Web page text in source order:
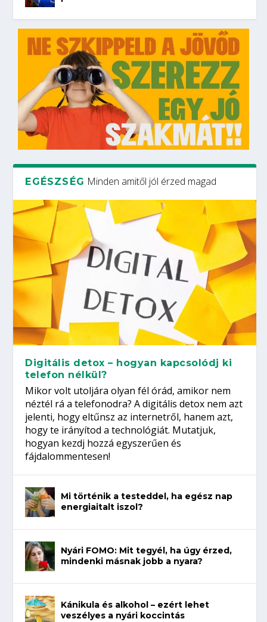
EGÉSZSÉG Minden amitől jól érzed magad
Digitális detox – hogyan kapcsolódj ki
telefon nélkül?
Mikor volt utoljára olyan fél órád, amikor nem
néztél rá a telefonodra? A digitális detox nem azt
jelenti, hogy eltűnsz az internetről, hanem azt,
hogy te irányítod a technológiát. Mutatjuk,
hogyan kezdj hozzá egyszerűen és
fájdalommentesen!
Mi történik a testeddel, ha egész nap
energiaitalt iszol?
Nyári FOMO: Mit tegyél, ha úgy érzed,
mindenki másnak jobb a nyara?
Kánikula és alkohol – ezért lehet
veszélyes a nyári koccintás